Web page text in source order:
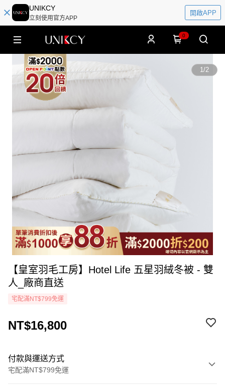
UNIKCY
立刻使用官方APP
開啟APP
0
1/2
【皇室羽毛工房】Hotel Life 五星羽絨冬被 - 雙
人_廠商直送
宅配滿NT$799免運
NT$16,800
付款與運送方式
宅配滿NT$799免運